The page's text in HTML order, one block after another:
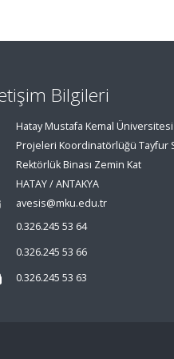
Bilgileri
Hatay Mustafa Kemal
Projeleri Koordinatörlüğü Tayfur
Rektörlük Binası Zemin Kat
HATAY / ANTAKYA
avesis@mku.edu.tr
0.326.245 53 64
0.326.245 53 66
0.326.245 53 63